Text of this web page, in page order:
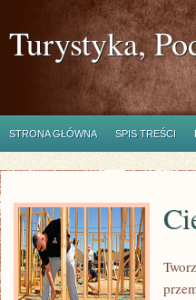
Turystyka,
STRONA GŁÓWNA SPIS TREŚCI